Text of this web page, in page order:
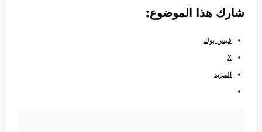
شارك هذا الموضوع:
فيس بوك
X
المزيد